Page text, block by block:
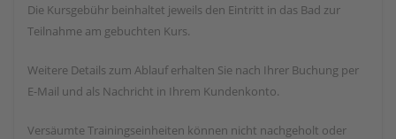
Die Kursgebühr beinhaltet jeweils den Eintritt in das Bad zur
Teilnahme am gebuchten Kurs.
Weitere Details zum Ablauf erhalten Sie nach Ihrer Buchung per
E-Mail und als Nachricht in Ihrem Kundenkonto.
Versäumte Trainingseinheiten können nicht nachgeholt oder